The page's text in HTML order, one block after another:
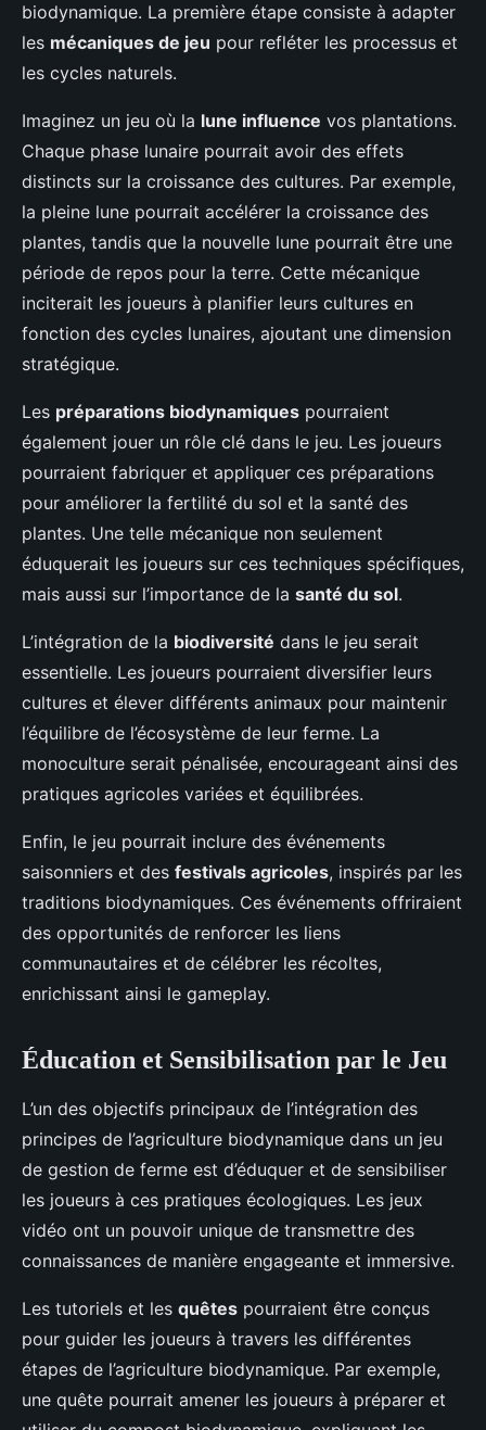
biodynamique. La première étape consiste à adapter
les mécaniques de jeu pour refléter les processus et
les cycles naturels.
Imaginez un jeu où la lune influence vos plantations.
Chaque phase lunaire pourrait avoir des effets
distincts sur la croissance des cultures. Par exemple,
la pleine lune pourrait accélérer la croissance des
plantes, tandis que la nouvelle lune pourrait être une
période de repos pour la terre. Cette mécanique
inciterait les joueurs à planifier leurs cultures en
fonction des cycles lunaires, ajoutant une dimension
stratégique.
Les préparations biodynamiques pourraient
également jouer un rôle clé dans le jeu. Les joueurs
pourraient fabriquer et appliquer ces préparations
pour améliorer la fertilité du sol et la santé des
plantes. Une telle mécanique non seulement
éduquerait les joueurs sur ces techniques spécifiques,
mais aussi sur l’importance de la santé du sol.
L’intégration de la biodiversité dans le jeu serait
essentielle. Les joueurs pourraient diversifier leurs
cultures et élever différents animaux pour maintenir
l’équilibre de l’écosystème de leur ferme. La
monoculture serait pénalisée, encourageant ainsi des
pratiques agricoles variées et équilibrées.
Enfin, le jeu pourrait inclure des événements
saisonniers et des festivals agricoles, inspirés par les
traditions biodynamiques. Ces événements offriraient
des opportunités de renforcer les liens
communautaires et de célébrer les récoltes,
enrichissant ainsi le gameplay.
Éducation et Sensibilisation par le Jeu
L’un des objectifs principaux de l’intégration des
principes de l’agriculture biodynamique dans un jeu
de gestion de ferme est d’éduquer et de sensibiliser
les joueurs à ces pratiques écologiques. Les jeux
vidéo ont un pouvoir unique de transmettre des
connaissances de manière engageante et immersive.
Les tutoriels et les quêtes pourraient être conçus
pour guider les joueurs à travers les différentes
étapes de l’agriculture biodynamique. Par exemple,
une quête pourrait amener les joueurs à préparer et